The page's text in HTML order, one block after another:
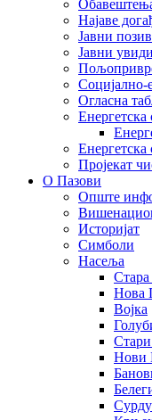
Најаве
Јавни
Јавни
Социјално-
Огласна
Енергетска
Пројекат
О Пазови
Опште
Историјат
Симболи
Насеља
Стара
Нова
Војка
Нови